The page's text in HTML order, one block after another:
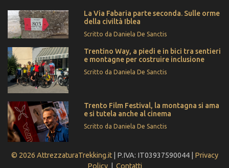
La Via Fabaria parte seconda. Sulle orme
della civiltà Iblea
Scritto da Daniela De Sanctis
Trentino Way, a piedi e in bici tra sentieri
e montagne per costruire inclusione
Scritto da Daniela De Sanctis
Trento Film Festival, la montagna si ama
e si tutela anche al cinema
Scritto da Daniela De Sanctis
© 2026 AttrezzaturaTrekking.it| P.IVA: IT03937590044 | Privacy
Policy| Contatti